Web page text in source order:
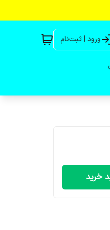
ورود | ثبت‌نام
خرید